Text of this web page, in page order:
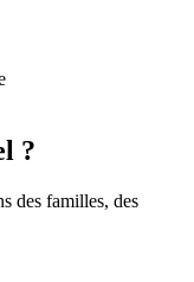
?
des familles, des